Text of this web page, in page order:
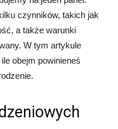
czynników, takich jak
a także warunki
W tym artykule
obejm powinieneś